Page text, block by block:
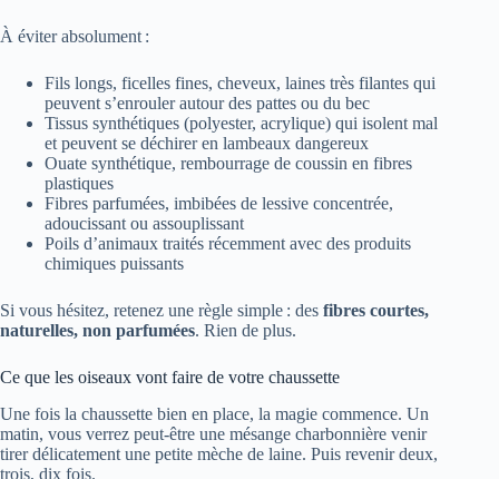
À éviter absolument :
Fils longs, ficelles fines, cheveux, laines très filantes qui
peuvent s’enrouler autour des pattes ou du bec
Tissus synthétiques (polyester, acrylique) qui isolent mal
et peuvent se déchirer en lambeaux dangereux
Ouate synthétique, rembourrage de coussin en fibres
plastiques
Fibres parfumées, imbibées de lessive concentrée,
adoucissant ou assouplissant
Poils d’animaux traités récemment avec des produits
chimiques puissants
Si vous hésitez, retenez une règle simple : des fibres courtes,
naturelles, non parfumées. Rien de plus.
Ce que les oiseaux vont faire de votre chaussette
Une fois la chaussette bien en place, la magie commence. Un
matin, vous verrez peut-être une mésange charbonnière venir
tirer délicatement une petite mèche de laine. Puis revenir deux,
trois, dix fois.